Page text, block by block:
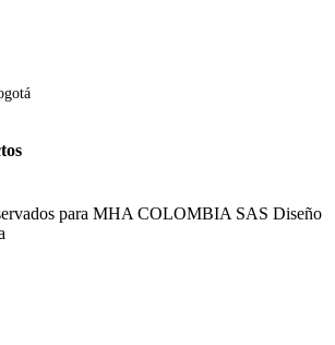
para MHA COLOMBIA SAS Diseño